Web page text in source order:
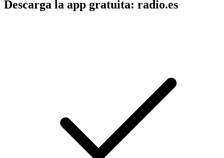
Descarga la app gratuita: radio.es